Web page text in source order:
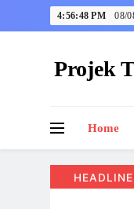
to
4:56:48 PM 08/
Projek
Home